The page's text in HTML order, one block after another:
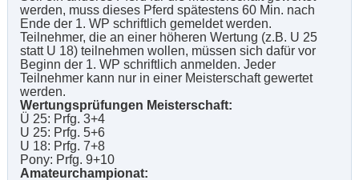
werden, muss dieses Pferd spätestens 60 Min. nach
Ende der 1. WP schriftlich gemeldet werden.
Teilnehmer, die an einer höheren Wertung (z.B. U 25
statt U 18) teilnehmen wollen, müssen sich dafür vor
Beginn der 1. WP schriftlich anmelden. Jeder
Teilnehmer kann nur in einer Meisterschaft gewertet
werden.
Wertungsprüfungen Meisterschaft:
Ü 25: Prfg. 3+4
U 25: Prfg. 5+6
U 18: Prfg. 7+8
Pony: Prfg. 9+10
Amateurchampionat: